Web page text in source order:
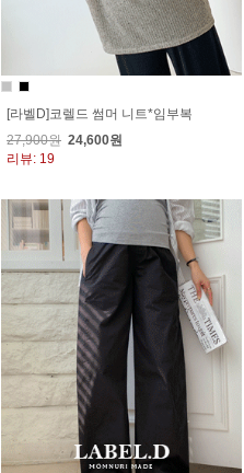
[라벨D]코렐드 썸머 니트*임부복
27,900원 24,600원
리뷰: 19